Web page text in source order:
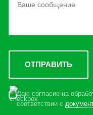
Даю согласие на
соответствии с